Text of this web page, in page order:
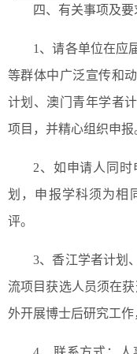
四、有关事项及要
1、请各单位在应
等群体中广泛宣传和
计划、澳门青年学者
项目，并精心组织申报
2、如申请人同
划，申报学科须为相
评。
3、香江学者计划
流项目获选人员须在
外开展博士后研究工作